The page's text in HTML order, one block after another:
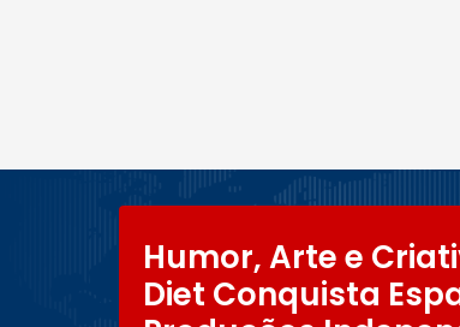
Humor, Arte e
Diet Conquista